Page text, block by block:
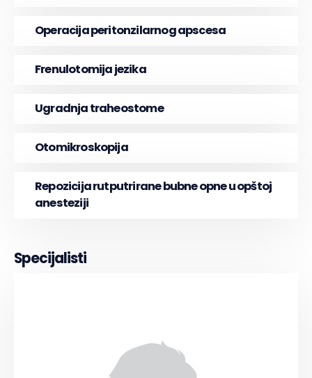
Operacija peritonzilarnog apscesa
Frenulotomija jezika
Ugradnja traheostome
Otomikroskopija
Repozicija rutputrirane bubne opne u opštoj
anesteziji
Specijalisti